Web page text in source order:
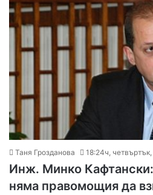
Таня Грозданова 18:24ч,
Инж. Минко
няма правомощия да